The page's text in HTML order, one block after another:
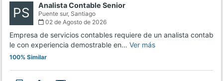
PS Analista Contable Senior
Puente sur, Santiago
02 de Agosto de 2026
Empresa de servicios contables requiere de un analista contab
le con experiencia demostrable en… Ver más
100% Similar